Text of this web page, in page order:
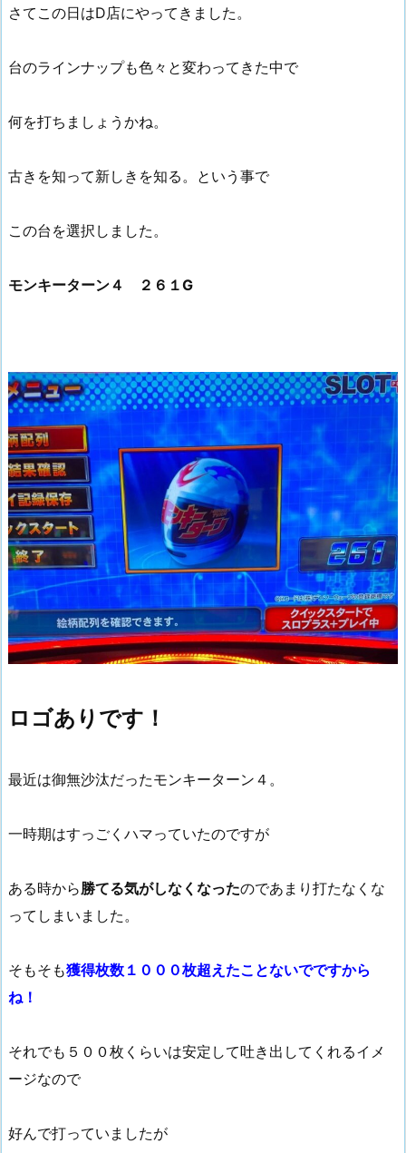
さてこの日はD店にやってきました。
台のラインナップも色々と変わってきた中で
何を打ちましょうかね。
古きを知って新しきを知る。という事で
この台を選択しました。
モンキーターン４ ２６１G
ロゴありです！
最近は御無沙汰だったモンキーターン４。
一時期はすっごくハマっていたのですが
ある時から勝てる気がしなくなったのであまり打たなくな
ってしまいました。
そもそも獲得枚数１０００枚超えたことないでですから
ね！
それでも５００枚くらいは安定して吐き出してくれるイメ
ージなので
好んで打っていましたが